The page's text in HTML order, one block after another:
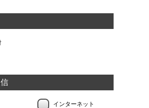
インターネット